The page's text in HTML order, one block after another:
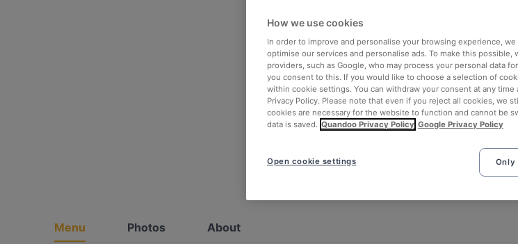
Menu Photos About
How we use cookies
In order to improve and personalise your browsing experience,
optimise our services and personalise ads. To make this possible,
providers, such as Google, who may process your personal data
you consent to this. If you would like to choose a selection of
within cookie settings. You can withdraw your consent at any
Privacy Policy. Please note that even if you reject all cookies, we
cookies are necessary for the website to function and cannot be
data is saved. Quandoo Privacy Policy Google Privacy Policy
Only
Open cookie settings